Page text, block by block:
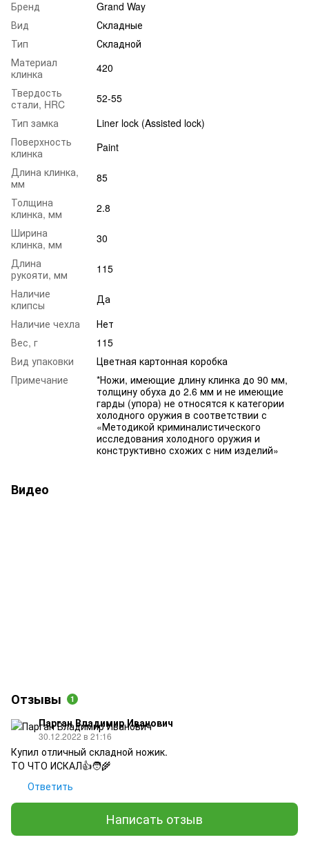
Бренд
Grand Way
Вид
Складные
Тип
Складной
Материал
клинка
420
Твердость
стали, HRC
52-55
Тип замка
Liner lock (Assisted lock)
Поверхность
клинка
Paint
Длина клинка,
мм
85
Толщина
клинка, мм
2.8
Ширина
клинка, мм
30
Длина
рукояти, мм
115
Наличие
клипсы
Да
Наличие чехла
Нет
Вес, г
115
Вид упаковки
Цветная картонная коробка
Примечание
*Ножи, имеющие длину клинка до 90 мм,
толщину обуха до 2.6 мм и не имеющие
гарды (упора) не относятся к категории
холодного оружия в соответствии с
«Методикой криминалистического
исследования холодного оружия и
конструктивно схожих с ним изделий»
Видео
Отзывы 1
Парган Владимир Иванович
30.12.2022 в 21:16
Купил отличный складной ножик.
ТО ЧТО ИСКАЛ👍🧑‍🌾
Ответить
Написать отзыв